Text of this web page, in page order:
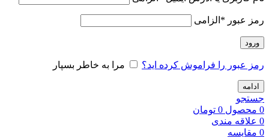
رمز عبور * الزامی
ورود
رمز عبور را فراموش کرده اید؟ مرا به خاطر بسپار
ادامه
جستجو
0 محصول 0 تومان
0 علاقه مندی
0 مقایسه